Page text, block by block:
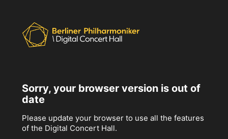
Sorry, your browser version is out of
date
Please update your browser to use all the features
of the Digital Concert Hall.